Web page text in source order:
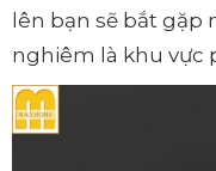
lên bạn sẽ bắt
nghiêm là khu vực